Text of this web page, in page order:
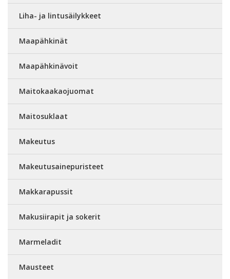
Liha- ja lintusäilykkeet
Maapähkinät
Maapähkinävoit
Maitokaakaojuomat
Maitosuklaat
Makeutus
Makeutusainepuristeet
Makkarapussit
Makusiirapit ja sokerit
Marmeladit
Mausteet